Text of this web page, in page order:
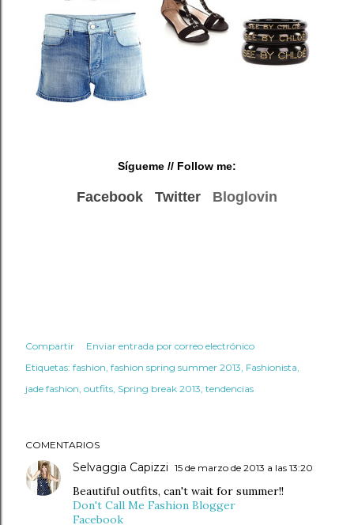
Sígueme // Follow me:
Facebook Twitter Bloglovin
Compartir
Enviar entrada por correo electrónico
Etiquetas: fashion fashion spring summer 2013 Fashionista
jade fashion outfits Spring break 2013 tendencias
COMENTARIOS
Selvaggia Capizzi 15 de marzo de 2013 a las 13:20
Beautiful outfits, can't wait for summer!!
Don't Call Me Fashion Blogger
Facebook